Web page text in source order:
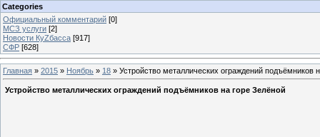
Categories
Официальный комментарий [0]
МСЗ услуги [2]
Новости КуZбасса [917]
СФР [628]
Главная » 2015 » Ноябрь » 18 » Устройство металлических ограждений подъёмников
Устройство металлических ограждений подъёмников на горе Зелёной